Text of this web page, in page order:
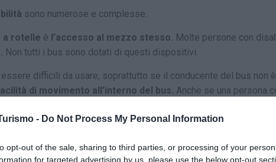
- Do Not Process My Personal Information
opt-out of the sale, sharing to third parties, or processing of your
for targeted advertising by us, please use the below opt-out
sono numerose e complesse.
a rotelle è l’accesso al mezzo stesso. Molte persone con
Non tutti i bus sono dotati di questi dispositivi.
difficili da usare, soprattutto se il conducente del bus non
di movimento all’interno del bus. Anche se una persona
sedia a rotelle.
essere occupati da passeggeri che non ne hanno
per le persone con disabilità raggiungere le aree